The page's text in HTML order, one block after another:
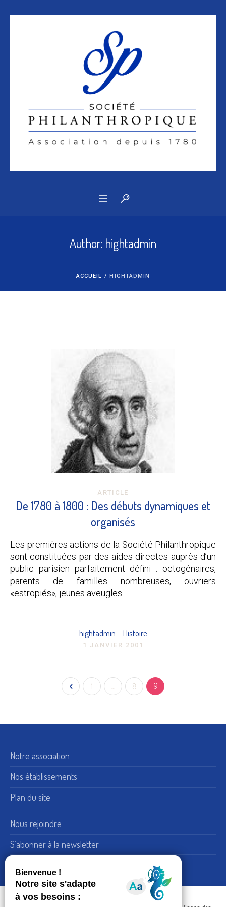
Author: hightadmin
ACCUEIL / HIGHTADMIN
ARTICLE
De 1780 à 1800 : Des débuts dynamiques et
organisés
Les premières actions de la Société Philanthropique
sont constituées par des aides directes auprès d’un
public parisien parfaitement défini : octogénaires,
parents de familles nombreuses, ouvriers
«estropiés», jeunes aveugles...
hightadmin Histoire
1 JANVIER 2001
1 8 9
Notre association
Nos établissements
Plan du site
Nous rejoindre
S’abonner à la newsletter
Adresse : 15, rue de Bellechasse 75007 Paris